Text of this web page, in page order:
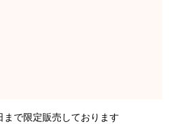
まで限定販売しております